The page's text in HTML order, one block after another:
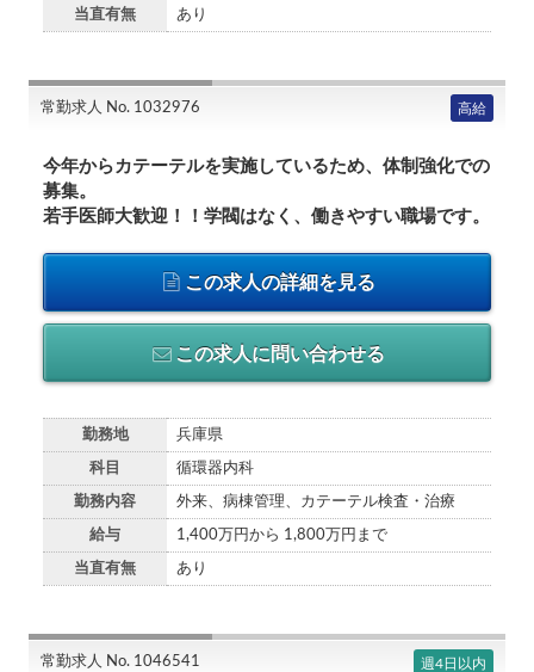
当直有無 あり
常勤求人 No. 1032976 高給
今年からカテーテルを実施しているため、体制強化での
募集。
若手医師大歓迎！！学閥はなく、働きやすい職場です。
この求人の詳細を見る
この求人に問い合わせる
勤務地 兵庫県
科目 循環器内科
勤務内容 外来、病棟管理、カテーテル検査・治療
給与 1,400万円から 1,800万円まで
当直有無 あり
常勤求人 No. 1046541 週4日以内